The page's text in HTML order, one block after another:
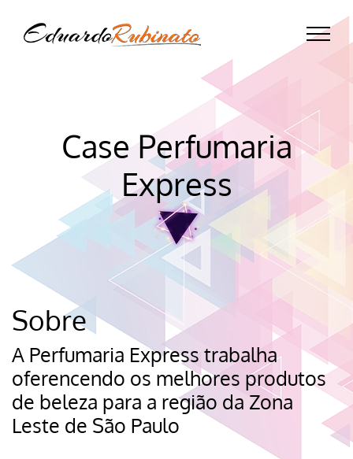
Case Perfumaria
Express
Sobre
A Perfumaria Express trabalha
oferencendo os melhores produtos
de beleza para a região da Zona
Leste de São Paulo